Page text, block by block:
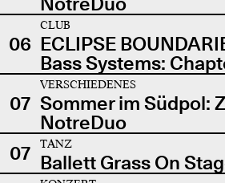
06
CLUB
ECLIPSE
Bass Systems:
07
VERSCHIEDENES
Sommer im Südpol:
NotreDuo
07
TANZ
Ballett Grass On